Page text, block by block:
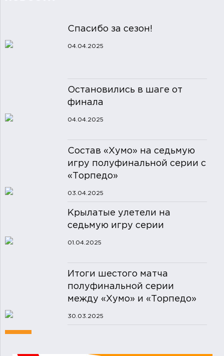
Спасибо за сезон!
04.04.2025
Остановились в шаге от
финала
04.04.2025
Состав «Хумо» на седьмую
игру полуфинальной серии с
«Торпедо»
03.04.2025
Крылатые улетели на
седьмую игру серии
01.04.2025
Итоги шестого матча
полуфинальной серии
между «Хумо» и «Торпедо»
30.03.2025